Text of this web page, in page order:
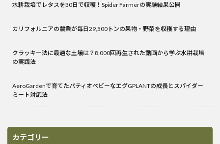
水耕栽培でレタスを30日で収穫！Spider Farmerの実験結果公開
カリフォルニアの農業が毎日29,500トンの果物・野菜を収穫する理由
クラッキー法に最適な土壌は？8,000回再生された動画から学ぶ水耕栽培
の実践法
AeroGardenで育てたパティオベビーなエグGPLANTの成長とスパイダー
ミート対応法
カテゴリー